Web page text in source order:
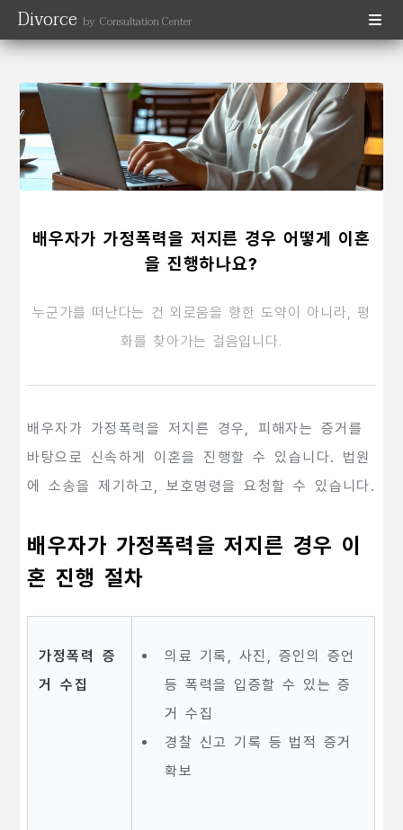
Divorce by Consultation Center
배우자가 가정폭력을 저지른 경우 어떻게 이혼
을 진행하나요?
누군가를 떠난다는 건 외로움을 향한 도약이 아니라, 평
화를 찾아가는 걸음입니다.
배우자가 가정폭력을 저지른 경우, 피해자는 증거를
바탕으로 신속하게 이혼을 진행할 수 있습니다. 법원
에 소송을 제기하고, 보호명령을 요청할 수 있습니다.
배우자가 가정폭력을 저지른 경우 이
혼 진행 절차
가정폭력 증
거 수집
의료 기록, 사진, 증인의 증언
등 폭력을 입증할 수 있는 증
거 수집
경찰 신고 기록 등 법적 증거
확보